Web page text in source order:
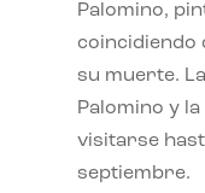
Palomino,
coincidiendo
su muerte.
Palomino y
visitarse
septiembre.